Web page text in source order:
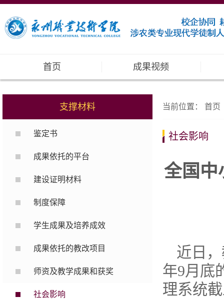
首页 成果视频
支撑材料
鉴定书
成果依托的平台
建设证明材料
制度保障
学生成果及培养成效
成果依托的教改项目
师资及教学成果和获奖
社会影响
当前位置： 首页
社会影响
全国中
近日
年9月底
理系统